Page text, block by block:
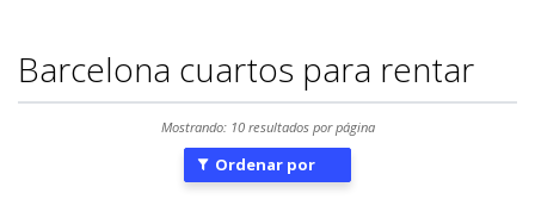
Barcelona cuartos para rentar
Mostrando: 10 resultados por página
Ordenar por